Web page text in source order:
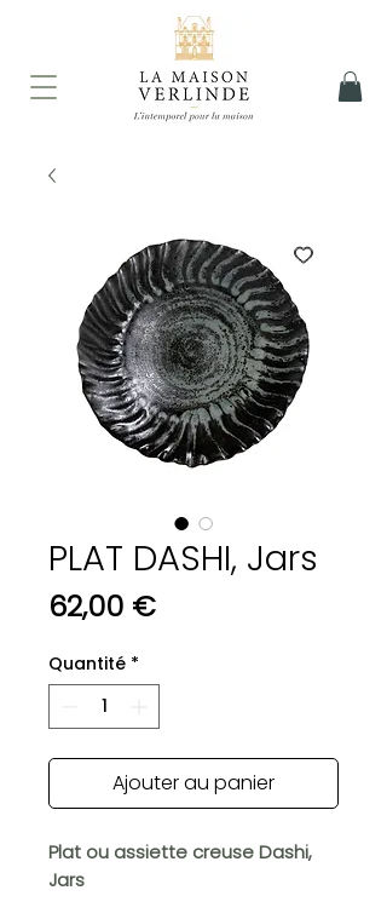
PLAT DASHI, Jars
62,00 €Prix
Quantité *
Ajouter au panier
Plat ou assiette creuse Dashi,
Jars